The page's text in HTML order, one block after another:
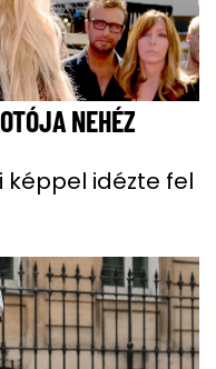
NEHÉZ
képpel idézte fel